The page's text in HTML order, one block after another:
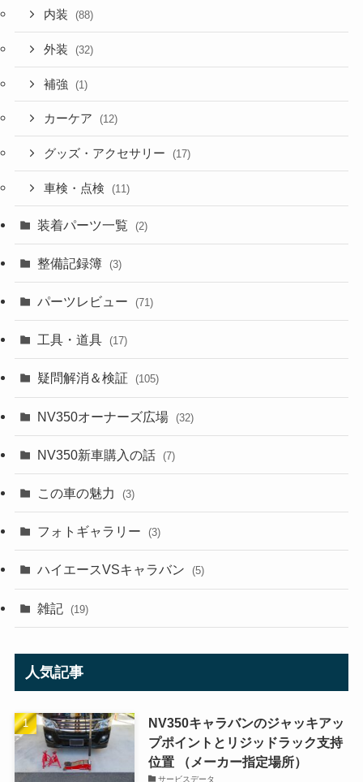
内装 (88)
外装 (32)
補強 (1)
カーケア (12)
グッズ・アクセサリー (17)
車検・点検 (11)
装着パーツ一覧 (2)
整備記録簿 (3)
パーツレビュー (71)
工具・道具 (17)
疑問解消＆検証 (105)
NV350オーナーズ広場 (32)
NV350新車購入の話 (7)
この車の魅力 (3)
フォトギャラリー (3)
ハイエースVSキャラバン (5)
雑記 (19)
人気記事
NV350キャラバンのジャッキアッ
プポイントとリジッドラック支持
位置 （メーカー指定場所）
サービスデータ